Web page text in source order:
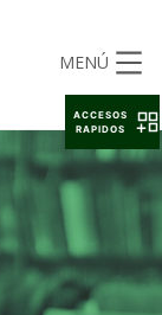
MENÚ
ACCESOS
RAPIDOS